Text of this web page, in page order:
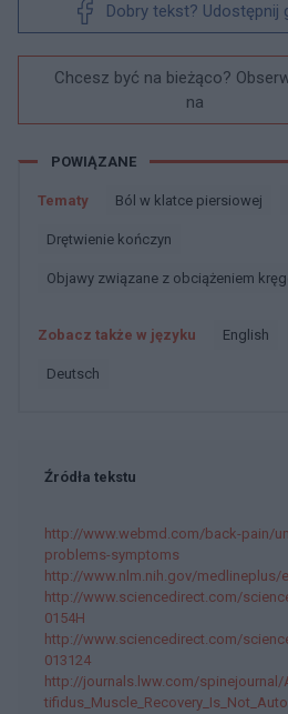
Dobry tekst? Udostępnij
Chcesz być na bieżąco?
na
POWIĄZANE
Tematy Ból w klatce piersiowej
Drętwienie kończyn
Objawy związane z obciążeniem
Zobacz także w języku english
deutsch
Źródła tekstu
http://www.webmd.com/back-pain/
problems-symptoms
http://www.nlm.nih.gov/medlineplus/
http://www.sciencedirect.com/
0154H
http://www.sciencedirect.com/
013124
http://journals.lww.com/spinejournal/